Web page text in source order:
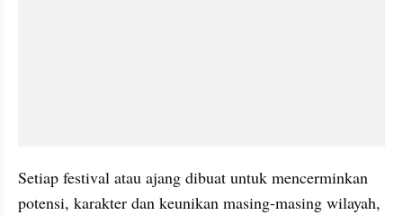
Setiap festival atau ajang dibuat untuk mencerminkan
potensi, karakter dan keunikan masing-masing wilayah,